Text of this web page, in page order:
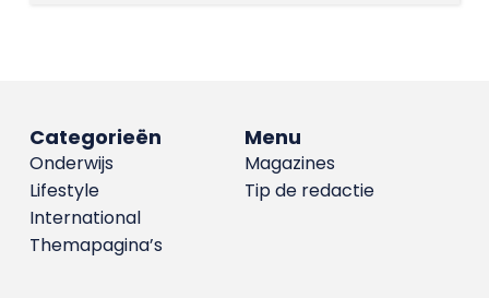
Menu
Magazines
Tip de redactie
Categorieën
Onderwijs
Lifestyle
International
Themapagina’s